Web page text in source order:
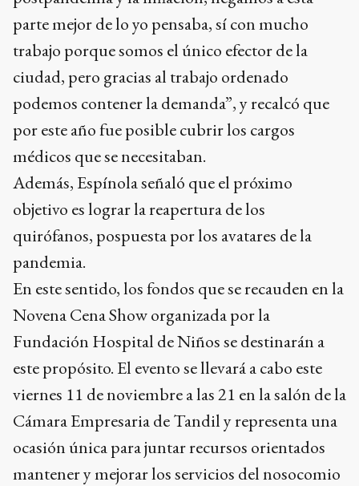
parte mejor de lo yo pensaba, sí con mucho
trabajo porque somos el único efector de la
ciudad, pero gracias al trabajo ordenado
podemos contener la demanda”, y recalcó que
por este año fue posible cubrir los cargos
médicos que se necesitaban.
Además, Espínola señaló que el próximo
objetivo es lograr la reapertura de los
quirófanos, pospuesta por los avatares de la
pandemia.
En este sentido, los fondos que se recauden en la
Novena Cena Show organizada por la
Fundación Hospital de Niños se destinarán a
este propósito. El evento se llevará a cabo este
viernes 11 de noviembre a las 21 en la salón de la
Cámara Empresaria de Tandil y representa una
ocasión única para juntar recursos orientados
mantener y mejorar los servicios del nosocomio